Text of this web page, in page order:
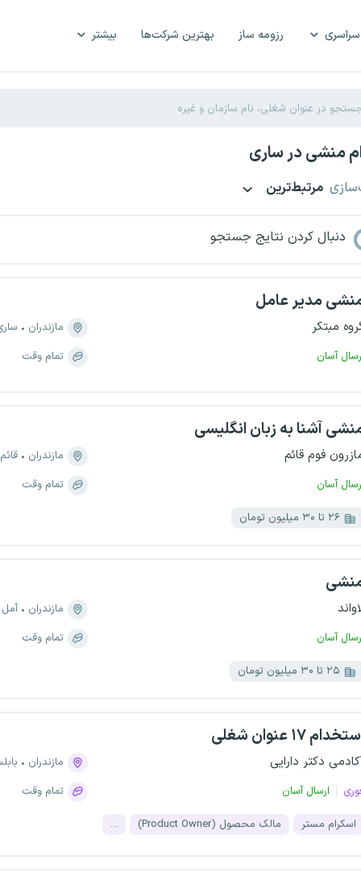
رزومه ساز بهترین شرکت‌ها بیشتر
منشی در ساری
مرتبط‌ترین
دنبال کردن نتایج جستجو
مدیر عامل
مبتکر
آسان
مازندران
تمام وقت
آشنا به زبان انگلیسی
فوم قائم
آسان
مازندران
تمام وقت
۲۶ تا ۳۰ میلیون تومان
آسان
مازندران
آمل
تمام وقت
۲۵ تا ۳۰ میلیون تومان
۱۷ عنوان شغلی
دکتر دارایی
ارسال آسان
مازندران
تمام وقت
اسکرام مستر مالک محصول (Product Owner) ...